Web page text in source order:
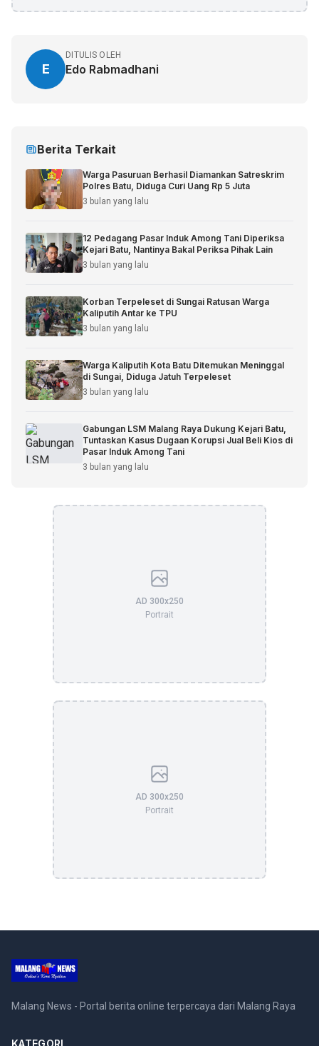
E
DITULIS OLEH
Edo Rabmadhani
Berita Terkait
Warga Pasuruan Berhasil Diamankan Satreskrim
Polres Batu, Diduga Curi Uang Rp 5 Juta
3 bulan yang lalu
12 Pedagang Pasar Induk Among Tani Diperiksa
Kejari Batu, Nantinya Bakal Periksa Pihak Lain
3 bulan yang lalu
Korban Terpeleset di Sungai Ratusan Warga
Kaliputih Antar ke TPU
3 bulan yang lalu
Warga Kaliputih Kota Batu Ditemukan Meninggal
di Sungai, Diduga Jatuh Terpeleset
3 bulan yang lalu
Gabungan LSM Malang Raya Dukung Kejari Batu,
Tuntaskan Kasus Dugaan Korupsi Jual Beli Kios di
Pasar Induk Among Tani
3 bulan yang lalu
AD 300x250
Portrait
AD 300x250
Portrait
Malang News - Portal berita online terpercaya dari Malang Raya